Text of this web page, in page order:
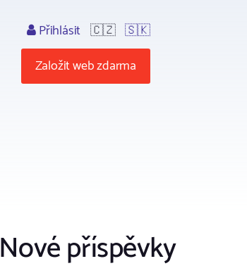
Přihlásit 🇨🇿 🇸🇰
Založit web zdarma
Nové příspěvky